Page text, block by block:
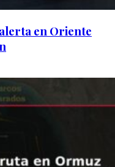
en Oriente